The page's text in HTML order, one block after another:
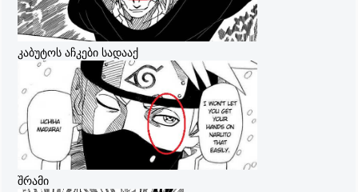
კაბუტოს აჩკები სადააქ
შრამი